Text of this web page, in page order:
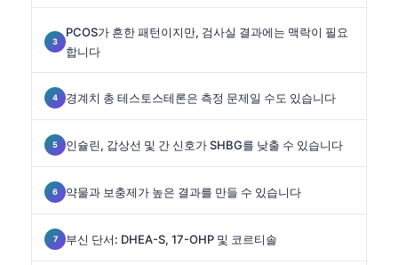
PCOS가 흔한 패턴이지만, 검사실 결과에는 맥락이 필요
합니다
경계치 총 테스토스테론은 측정 문제일 수도 있습니다
인슐린, 갑상선 및 간 신호가 SHBG를 낮출 수 있습니다
약물과 보충제가 높은 결과를 만들 수 있습니다
부신 단서: DHEA-S, 17-OHP 및 코르티솔